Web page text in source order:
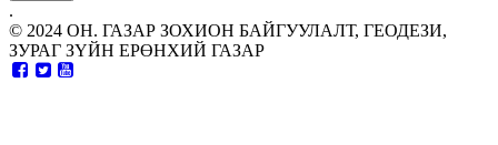
.
© 2024 ОН. ГАЗАР ЗОХИОН БАЙГУУЛАЛТ, ГЕОДЕЗИ,
ЗУРАГ ЗҮЙН ЕРӨНХИЙ ГАЗАР